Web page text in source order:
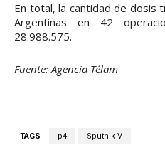
En total, la cantidad de dosis
Argentinas en 42
28.988.575.
Fuente: Agencia Télam
TAGS p4 Sputnik V